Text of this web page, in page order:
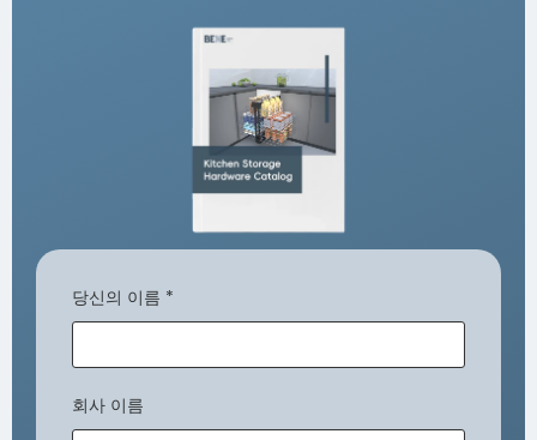
당신의 이름 *
회사 이름